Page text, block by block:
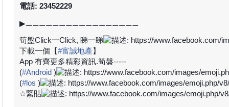
電話: 23452229
▶⚊⚊⚊⚊⚊⚊⚊⚊⚊⚊⚊⚊⚊⚊⚊⚊⚊
筍盤Click一Click, 睇一睇
下載一個【#富誠地產】
App 有齊更多精彩資訊.筍盤-----
(#Android )
(#los )
☆緊貼